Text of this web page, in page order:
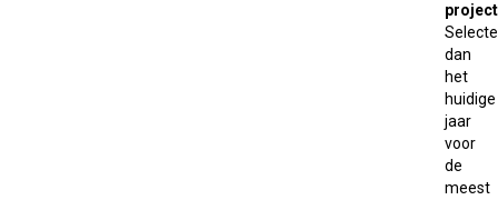
project
dan
het
huidige
jaar
voor
de
meest